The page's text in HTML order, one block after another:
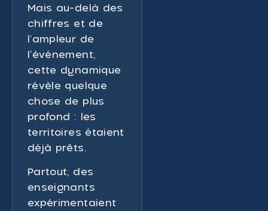
Mais au-delà des
chiffres et de
l’ampleur de
l’événement,
cette dynamique
révèle quelque
chose de plus
profond : les
territoires étaient
déjà prêts.
Partout, des
enseignants
expérimentaient